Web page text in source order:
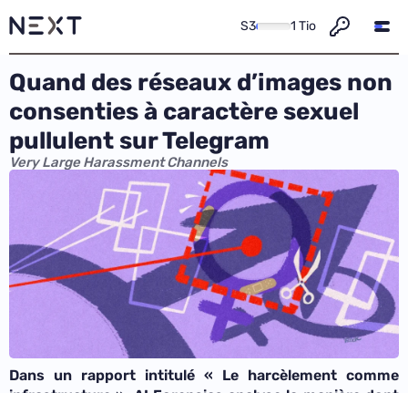
S3 1 Tio
Quand des réseaux d’images non
consenties à caractère sexuel
pullulent sur Telegram
Very Large Harassment Channels
Dans un rapport intitulé « Le harcèlement comme